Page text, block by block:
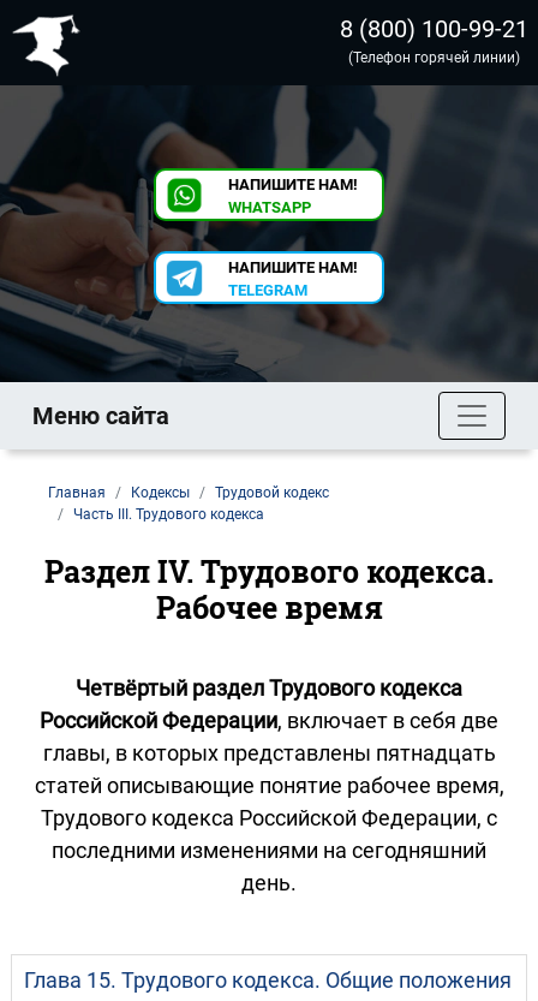
8 (800) 100-99-21
(Телефон горячей линии)
НАПИШИТЕ НАМ!
WHATSAPP
НАПИШИТЕ НАМ!
TELEGRAM
Меню сайта
Главная Кодексы
Трудовой кодекс
Часть III. Трудового кодекса
Раздел IV. Трудового кодекса.
Рабочее время
Четвёртый раздел Трудового кодекса
Российской Федерации, включает в себя две
главы, в которых представлены пятнадцать
статей описывающие понятие рабочее время,
Трудового кодекса Российской Федерации, с
последними изменениями на сегодняшний
день.
Глава 15. Трудового кодекса. Общие положения